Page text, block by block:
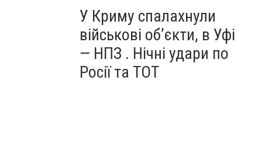
У Криму спалахнули
військові об’єкти, в Уфі
— НПЗ . Нічні удари по
Росії та ТОТ